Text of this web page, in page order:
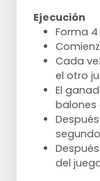
Ejecución
Forma
Cada
el otro
El
balones
del